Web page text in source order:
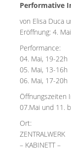
Performative
von Elisa Duca
Eröffnung: 4.
Performance:
04. Mai, 19-22h
05. Mai, 13-16h
06. Mai, 17-20h
Öffnungszeiten
07.Mai und 11.
Ort:
ZENTRALWERK
– KABINETT –